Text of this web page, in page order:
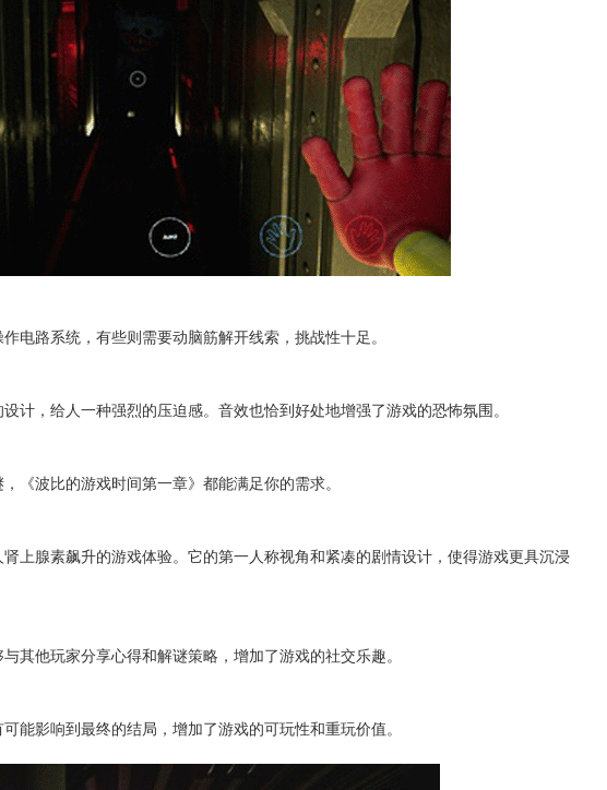
电路系统，有些则需要动脑筋解开线索，挑战性十足。
计，给人一种强烈的压迫感。音效也恰到好处地增强了游戏的恐怖氛围。
《波比的游戏时间第一章》都能满足你的需求。
上腺素飙升的游戏体验。它的第一人称视角和紧凑的剧情设计，使得游戏更具沉浸
其他玩家分享心得和解谜策略，增加了游戏的社交乐趣。
能影响到最终的结局，增加了游戏的可玩性和重玩价值。